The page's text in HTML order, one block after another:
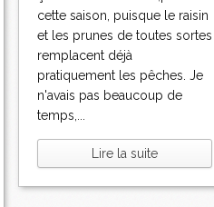
cette saison, puisque le raisin
et les prunes de toutes sortes
remplacent déjà
pratiquement les pêches. Je
n'avais pas beaucoup de
temps,...
Lire la suite